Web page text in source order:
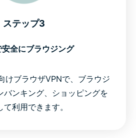
ステップ3
全にブラウジング
けブラウザVPNで、ブラウジ
バンキング、ショッピングを
て利用できます。